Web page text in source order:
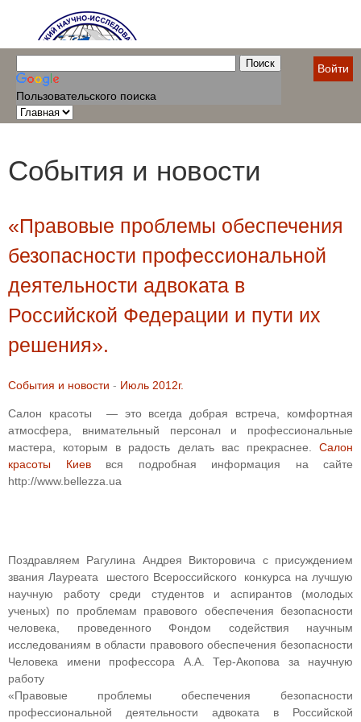
Пользовательского поиска
Войти
События и новости
«Правовые проблемы обеспечения
безопасности профессиональной
деятельности адвоката в
Российской Федерации и пути их
решения».
События и новости - Июль 2012г.
Салон красоты — это всегда добрая встреча, комфортная
атмосфера, внимательный персонал и профессиональные
мастера, которым в радость делать вас прекраснее. Cалон
красоты Киеввся подробная информация на сайте
http://www.bellezza.ua
Поздравляем Рагулина Андрея Викторовича с присуждением
звания Лауреата шестого Всероссийского конкурса на лучшую
научную работу среди студентов и аспирантов (молодых
ученых) по проблемам правового обеспечения безопасности
человека, проведенного Фондом содействия научным
исследованиям в области правового обеспечения безопасности
Человека имени профессора А.А. Тер-Акопова за научную
работу
«Правовые проблемы обеспечения безопасности
профессиональной деятельности адвоката в Российской